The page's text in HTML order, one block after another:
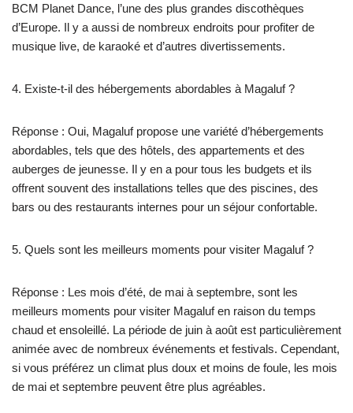
BCM Planet Dance, l’une des plus grandes discothèques
d’Europe. Il y a aussi de nombreux endroits pour profiter de
musique live, de karaoké et d’autres divertissements.
4. Existe-t-il des hébergements abordables à Magaluf ?
Réponse : Oui, Magaluf propose une variété d’hébergements
abordables, tels que des hôtels, des appartements et des
auberges de jeunesse. Il y en a pour tous les budgets et ils
offrent souvent des installations telles que des piscines, des
bars ou des restaurants internes pour un séjour confortable.
5. Quels sont les meilleurs moments pour visiter Magaluf ?
Réponse : Les mois d’été, de mai à septembre, sont les
meilleurs moments pour visiter Magaluf en raison du temps
chaud et ensoleillé. La période de juin à août est particulièrement
animée avec de nombreux événements et festivals. Cependant,
si vous préférez un climat plus doux et moins de foule, les mois
de mai et septembre peuvent être plus agréables.